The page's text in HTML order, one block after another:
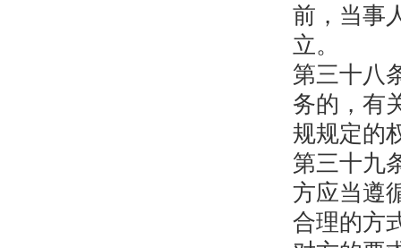
前，当事
立。
第三十八
务的，有
规规定的
第三十九
方应当遵
合理的方